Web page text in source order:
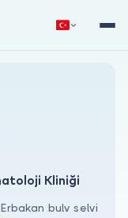
Kliniği
bulv selvi